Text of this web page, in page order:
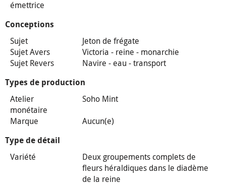
émettrice
Conceptions
Sujet
Jeton de frégate
Sujet Avers
Victoria - reine - monarchie
Sujet Revers
Navire - eau - transport
Types de production
Atelier
monétaire
Soho Mint
Marque
Aucun(e)
Type de détail
Variété
Deux groupements complets de
fleurs héraldiques dans le diadème
de la reine